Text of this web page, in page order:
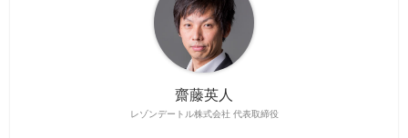
齋藤英人
レゾンデートル株式会社 代表取締役